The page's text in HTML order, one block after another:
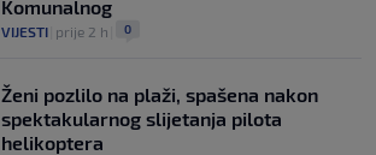
Komunalnog
VIJESTI prije 2 h 0
Ženi pozlilo na plaži, spašena nakon
spektakularnog slijetanja pilota
helikoptera